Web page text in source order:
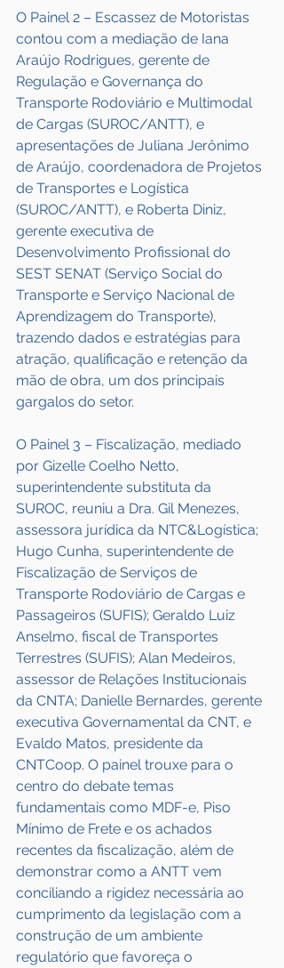
O Painel 2 – Escassez de Motoristas
contou com a mediação de Iana
Araújo Rodrigues, gerente de
Regulação e Governança do
Transporte Rodoviário e Multimodal
de Cargas (SUROC/ANTT), e
apresentações de Juliana Jerônimo
de Araújo, coordenadora de Projetos
de Transportes e Logística
(SUROC/ANTT), e Roberta Diniz,
gerente executiva de
Desenvolvimento Profissional do
SEST SENAT (Serviço Social do
Transporte e Serviço Nacional de
Aprendizagem do Transporte),
trazendo dados e estratégias para
atração, qualificação e retenção da
mão de obra, um dos principais
gargalos do setor.
O Painel 3 – Fiscalização, mediado
por Gizelle Coelho Netto,
superintendente substituta da
SUROC, reuniu a Dra. Gil Menezes,
assessora jurídica da NTC&Logística;
Hugo Cunha, superintendente de
Fiscalização de Serviços de
Transporte Rodoviário de Cargas e
Passageiros (SUFIS); Geraldo Luiz
Anselmo, fiscal de Transportes
Terrestres (SUFIS); Alan Medeiros,
assessor de Relações Institucionais
da CNTA; Danielle Bernardes, gerente
executiva Governamental da CNT, e
Evaldo Matos, presidente da
CNTCoop. O painel trouxe para o
centro do debate temas
fundamentais como MDF-e, Piso
Mínimo de Frete e os achados
recentes da fiscalização, além de
demonstrar como a ANTT vem
conciliando a rigidez necessária ao
cumprimento da legislação com a
construção de um ambiente
regulatório que favoreça o